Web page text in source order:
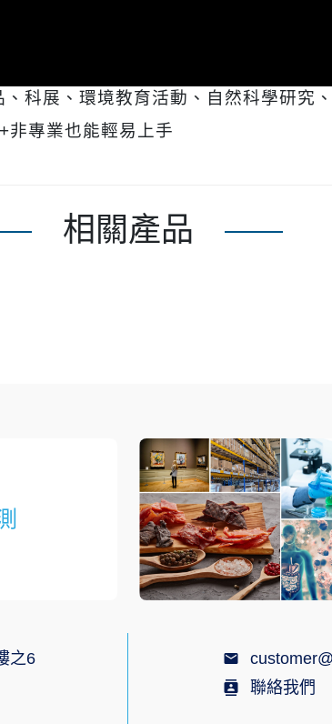
科展、環境教育活動、自然科學研究
+非專業也能輕易上手
相關產品
之6
聯絡我們